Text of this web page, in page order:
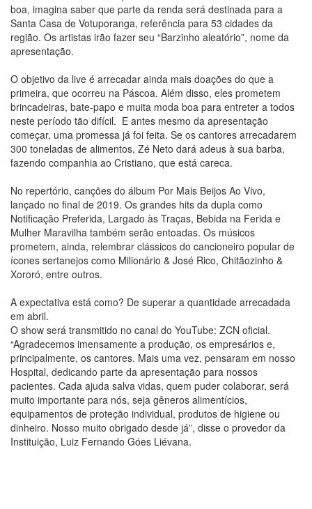
boa, imagina saber que parte da renda será destinada para a
Santa Casa de Votuporanga, referência para 53 cidades da
região. Os artistas irão fazer seu “Barzinho aleatório”, nome da
apresentação.
O objetivo da live é arrecadar ainda mais doações do que a
primeira, que ocorreu na Páscoa. Além disso, eles prometem
brincadeiras, bate-papo e muita moda boa para entreter a todos
neste período tão difícil. E antes mesmo da apresentação
começar, uma promessa já foi feita. Se os cantores arrecadarem
300 toneladas de alimentos, Zé Neto dará adeus à sua barba,
fazendo companhia ao Cristiano, que está careca.
No repertório, canções do álbum Por Mais Beijos Ao Vivo,
lançado no final de 2019. Os grandes hits da dupla como
Notificação Preferida, Largado às Traças, Bebida na Ferida e
Mulher Maravilha também serão entoadas. Os músicos
prometem, ainda, relembrar clássicos do cancioneiro popular de
ícones sertanejos como Milionário & José Rico, Chitãozinho &
Xororó, entre outros.
A expectativa está como? De superar a quantidade arrecadada
em abril.
O show será transmitido no canal do YouTube: ZCN oficial.
“Agradecemos imensamente a produção, os empresários e,
principalmente, os cantores. Mais uma vez, pensaram em nosso
Hospital, dedicando parte da apresentação para nossos
pacientes. Cada ajuda salva vidas, quem puder colaborar, será
muito importante para nós, seja gêneros alimentícios,
equipamentos de proteção individual, produtos de higiene ou
dinheiro. Nosso muito obrigado desde já”, disse o provedor da
Instituição, Luiz Fernando Góes Liévana.